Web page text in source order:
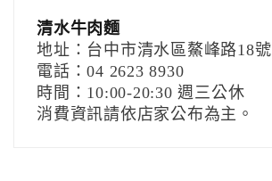
清水牛肉麵
地址：台中市清水區鰲峰路18號
電話：04 2623 8930
時間：10:00-20:30 週三公休
消費資訊請依店家公布為主。